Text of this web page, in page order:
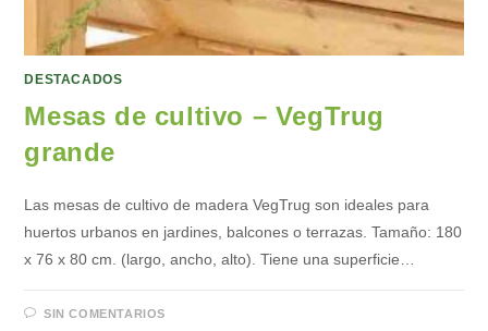
DESTACADOS
Mesas de cultivo – VegTrug
grande
Las mesas de cultivo de madera VegTrug son ideales para
huertos urbanos en jardines, balcones o terrazas. Tamaño: 180
x 76 x 80 cm. (largo, ancho, alto). Tiene una superficie…
SIN COMENTARIOS